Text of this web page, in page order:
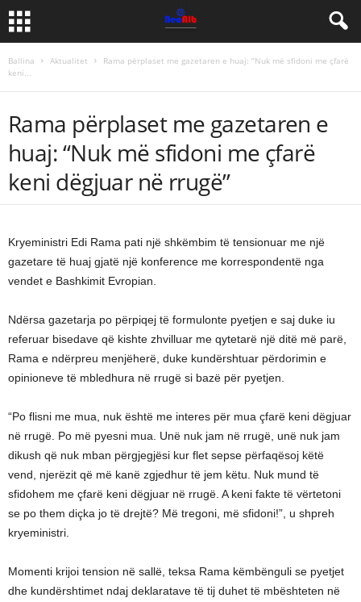
Ballina Aktualitet
Rama përplaset me gazetaren e huaj: “Nuk më sfidoni me çfarë
keni...
Rama përplaset me gazetaren e
huaj: “Nuk më sfidoni me çfarë
keni dëgjuar në rrugë”
Kryeministri Edi Rama pati një shkëmbim të tensionuar me një
gazetare të huaj gjatë një konference me korrespondentë nga
vendet e Bashkimit Evropian.
Ndërsa gazetarja po përpiqej të formulonte pyetjen e saj duke iu
referuar bisedave që kishte zhvilluar me qytetarë një ditë më parë,
Rama e ndërpreu menjëherë, duke kundërshtuar përdorimin e
opinioneve të mbledhura në rrugë si bazë për pyetjen.
“Po flisni me mua, nuk është me interes për mua çfarë keni dëgjuar
në rrugë. Po më pyesni mua. Unë nuk jam në rrugë, unë nuk jam
dikush që nuk mban përgjegjësi kur flet sepse përfaqësoj këtë
vend, njerëzit që më kanë zgjedhur të jem këtu. Nuk mund të
sfidohem me çfarë keni dëgjuar në rrugë. A keni fakte të vërtetoni
se po them diçka jo të drejtë? Më tregoni, më sfidoni!”, u shpreh
kryeministri.
Momenti krijoi tension në sallë, teksa Rama këmbënguli se pyetjet
dhe kundërshtimet ndaj deklaratave të tij duhet të mbështeten në